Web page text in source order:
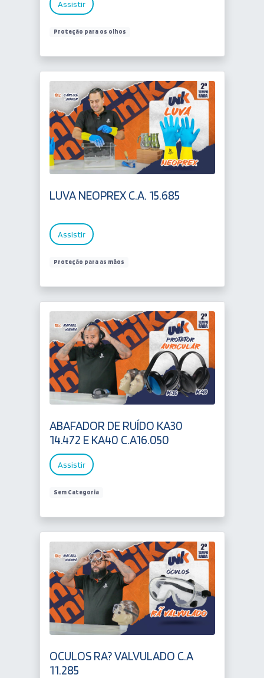
Assistir
Proteção para os olhos
LUVA NEOPREX C.A. 15.685
Assistir
Proteção para as mãos
ABAFADOR DE RUÍDO KA30
14.472 E KA40 C.A16.050
Assistir
Sem Categoria
OCULOS RA? VALVULADO C.A
11.285